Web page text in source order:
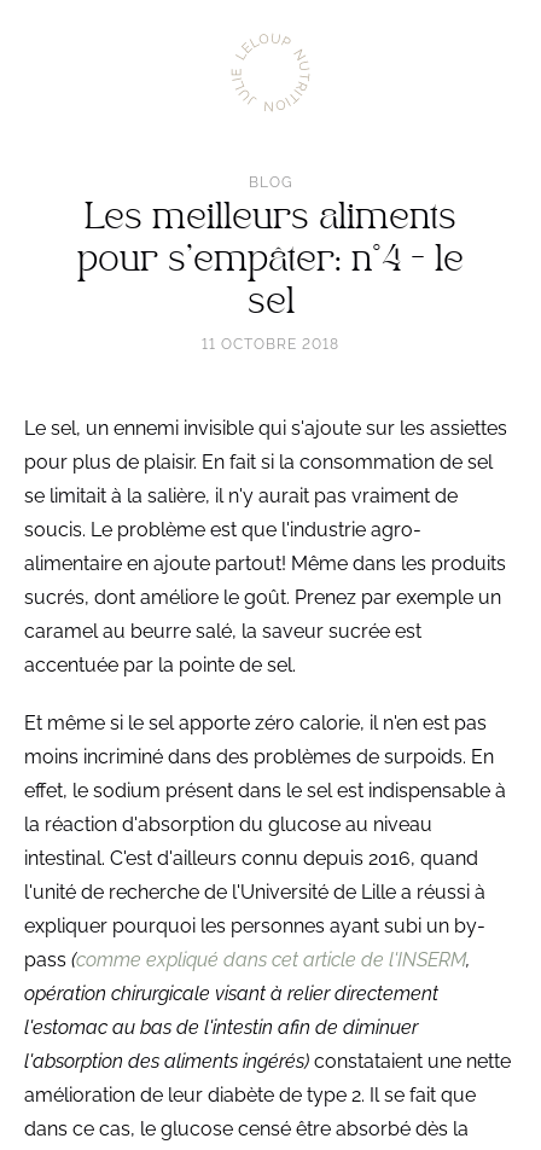
Aller
l'accueil
Julie
Leloup
Nutrition
Les meilleurs aliments
pour s'empâter: n°4 - le
sel
BLOG
11 OCTOBRE 2018
Le sel, un ennemi invisible qui s'ajoute sur les assiettes
pour plus de plaisir. En fait si la consommation de sel
se limitait à la salière, il n'y aurait pas vraiment de
soucis. Le problème est que l'industrie agro-
alimentaire en ajoute partout! Même dans les produits
sucrés, dont améliore le goût. Prenez par exemple un
caramel au beurre salé, la saveur sucrée est
accentuée par la pointe de sel.
Et même si le sel apporte zéro calorie, il n'en est pas
moins incriminé dans des problèmes de surpoids. En
effet, le sodium présent dans le sel est indispensable à
la réaction d'absorption du glucose au niveau
intestinal. C'est d'ailleurs connu depuis 2016, quand
l'unité de recherche de l'Université de Lille a réussi à
expliquer pourquoi les personnes ayant subi un by-
pass (comme expliqué dans cet article de l'INSERM,
opération chirurgicale visant à relier directement
l'estomac au bas de l'intestin afin de diminuer
l'absorption des aliments ingérés) constataient une nette
amélioration de leur diabète de type 2. Il se fait que
dans ce cas, le glucose censé être absorbé dès la